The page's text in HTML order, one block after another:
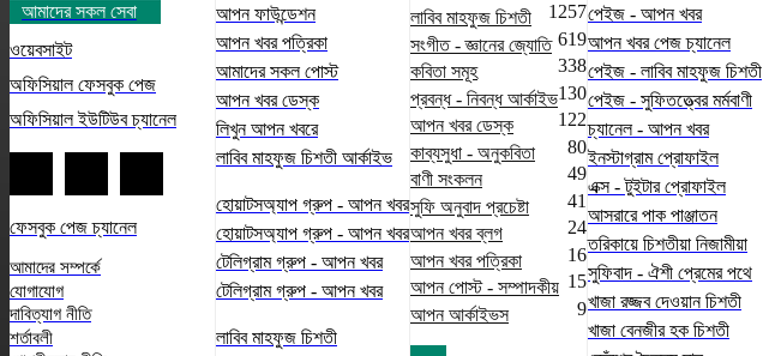
আমাদের সকল সেবা
ওয়েবসাইট
অফিসিয়াল ফেসবুক পেজ
অফিসিয়াল ইউটিউব চ্যানেল
ফেসবুক পেজ চ্যানেল
আমাদের সম্পর্কে
যোগাযোগ
দাবিত্যাগ নীতি
শর্তাবলী
আপন ফাউন্ডেশন
আপন খবর পত্রিকা
আমাদের সকল পোস্ট
আপন খবর ডেস্ক
লিখুন আপন খবরে
লাবিব মাহফুজ চিশতী আর্কাইভ
হোয়াটসঅ্যাপ গ্রুপ - আপন খবর
হোয়াটসঅ্যাপ গ্রুপ - আপন খবর
টেলিগ্রাম গ্রুপ - আপন খবর
টেলিগ্রাম গ্রুপ - আপন খবর
লাবিব মাহফুজ চিশতী
লাবিব মাহফুজ চিশতী
1257
সংগীত - জ্ঞানের জ্যোতি 619
কবিতা সমূহ
338
প্রবন্ধ - নিবন্ধ আর্কাইভ130
আপন খবর ডেস্ক
122
কাব্যসুধা - অনুকবিতা
80
বাণী সংকলন
49
সুফি অনুবাদ প্রচেষ্টা
41
আপন খবর ব্লগ
24
আপন খবর পত্রিকা
16
আপন পোস্ট - সম্পাদকীয় 15
আপন আর্কাইভস
9
পেইজ - আপন খবর
আপন খবর পেজ চ্যানেল
পেইজ - লাবিব মাহফুজ চিশতী
পেইজ - সুফিতত্ত্বের মর্মবাণী
চ্যানেল - আপন খবর
ইনস্টাগ্রাম প্রোফাইল
এক্স - টুইটার প্রোফাইল
আসরারে পাক পাঞ্জাতন
তরিকায়ে চিশতীয়া নিজামীয়া
সুফিবাদ - ঐশী প্রেমের পথে
খাজা রজ্জব দেওয়ান চিশতী
খাজা বেনজীর হক চিশতী